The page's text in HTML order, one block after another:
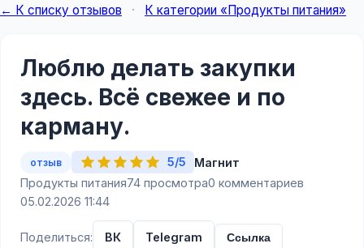
← К списку отзывов · К категории «Продукты питания»
Люблю делать закупки
здесь. Всё свежее и по
карману.
отзыв 5/5
Магнит
Продукты питания74 просмотра0 комментариев
05.02.2026 11:44
Поделиться: ВК Telegram Ссылка